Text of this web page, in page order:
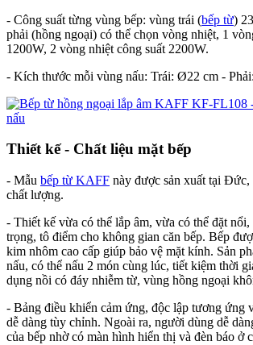
- Công suất từng vùng bếp: vùng trái (bếp từ)
phải (hồng ngoại) có thể chọn vòng nhiệt, 1
1200W, 2 vòng nhiệt công suất 2200W.
- Kích thước mỗi vùng nấu: Trái: Ø22 cm -
Thiết kế - Chất liệu mặt bếp
- Mẫu bếp từ KAFF này được sản xuất tại Đức,
chất lượng.
- Thiết kế vừa có thể lắp âm, vừa có thể đặt nổi,
trọng, tô điểm cho không gian căn bếp. Bếp
kim nhôm cao cấp giúp bảo vệ mặt kính. Sản
nấu, có thể nấu 2 món cùng lúc, tiết kiệm thời
dụng nồi có đáy nhiễm từ, vùng hồng ngoại
- Bảng điều khiển cảm ứng, độc lập tương ứng
dễ dàng tùy chỉnh. Ngoài ra, người dùng dễ
của bếp nhờ có màn hình hiển thị và đèn báo ở